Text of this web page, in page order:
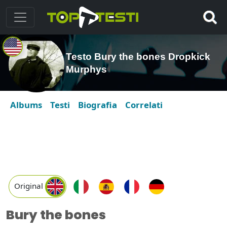
Testo Bury the bones Dropkick
Murphys
Albums Testi Biografia Correlati
Original
Bury the bones